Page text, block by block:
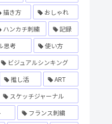
描き方
おしゃれ
ハンカチ刺繍
記録
思考
使い方
ビジュアルシンキング
推し活
ART
スケッチジャーナル
フランス刺繍